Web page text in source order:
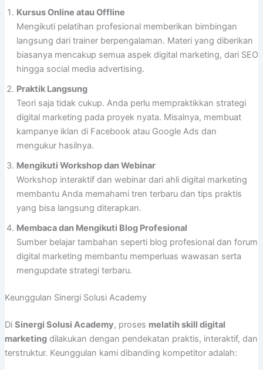
Kursus Online atau Offline
Mengikuti pelatihan profesional memberikan bimbingan
langsung dari trainer berpengalaman. Materi yang diberikan
biasanya mencakup semua aspek digital marketing, dari SEO
hingga social media advertising.
Praktik Langsung
Teori saja tidak cukup. Anda perlu mempraktikkan strategi
digital marketing pada proyek nyata. Misalnya, membuat
kampanye iklan di Facebook atau Google Ads dan
mengukur hasilnya.
Mengikuti Workshop dan Webinar
Workshop interaktif dan webinar dari ahli digital marketing
membantu Anda memahami tren terbaru dan tips praktis
yang bisa langsung diterapkan.
Membaca dan Mengikuti Blog Profesional
Sumber belajar tambahan seperti blog profesional dan forum
digital marketing membantu memperluas wawasan serta
mengupdate strategi terbaru.
Keunggulan Sinergi Solusi Academy
Di Sinergi Solusi Academy, proses melatih skill digital
marketingdilakukan dengan pendekatan praktis, interaktif, dan
terstruktur. Keunggulan kami dibanding kompetitor adalah: